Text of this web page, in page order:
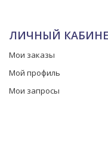
ЛИЧНЫЙ
Мои заказы
Мой профиль
Мои запросы